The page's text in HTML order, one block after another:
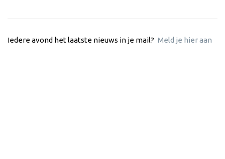
Iedere avond het laatste nieuws in je mail? Meld je hier aan